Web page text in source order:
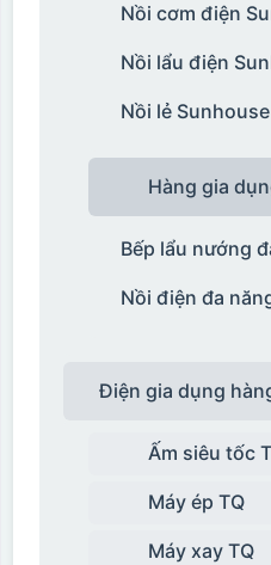
Nồi cơm điện
Nồi lẩu điện
Nồi lẻ Sunhouse
Hàng gia
Nồi điện đa
Điện gia dụng
Ấm siêu tốc
Máy ép TQ
Máy xay TQ